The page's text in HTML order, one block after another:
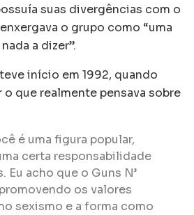
suas divergências com o
o grupo como “uma
a dizer”.
início em 1992, quando
o que realmente pensava sobre
é uma figura popular,
certa responsabilidade
Eu acho que o Guns N’
os valores
sexismo e a forma como